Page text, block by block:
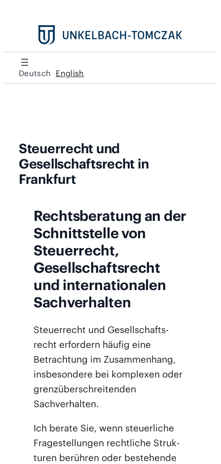
Deutsch English
Steuerrecht und
Gesellschaftsrecht in
Frankfurt
Rechtsberatung an der
Schnittstelle von
Steuerrecht,
Gesellschaftsrecht
und internationalen
Sachverhalten
Steu­er­recht und Gesell­schafts­
recht erfor­dern häu­fig eine
Betrach­tung im Zusam­men­hang,
ins­be­son­de­re bei kom­ple­xen oder
grenz­über­schrei­ten­den
Sachverhalten.
Ich bera­te Sie, wenn steu­er­li­che
Fra­ge­stel­lun­gen recht­li­che Struk­
tu­ren berüh­ren oder bestehen­de